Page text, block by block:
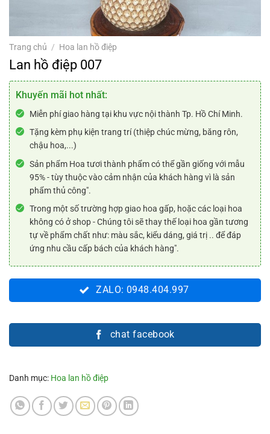
Trang chủ / Hoa lan hồ điệp
Lan hồ điệp 007
Khuyến mãi hot nhất:
Miễn phí giao hàng tại khu vực nội thành Tp. Hồ Chí Minh.
Tặng kèm phụ kiện trang trí (thiệp chúc mừng, băng rôn,
chậu hoa,...)
Sản phẩm Hoa tươi thành phẩm có thể gần giống với mẫu
95% - tùy thuộc vào cảm nhận của khách hàng vì là sản
phẩm thủ công".
Trong một số trường hợp giao hoa gấp, hoặc các loại hoa
không có ở shop - Chúng tôi sẽ thay thế loại hoa gần tương
tự về phẩm chất như: màu sắc, kiểu dáng, giá trị .. để đáp
ứng nhu cầu cấp bách của khách hàng".
ZALO: 0948.404.997
chat facebook
Danh mục: Hoa lan hồ điệp